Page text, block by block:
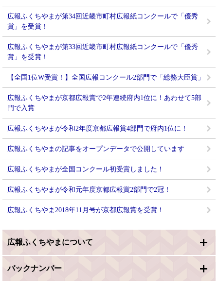
広報ふくちやまが第34回近畿市町村広報紙コンクールで「優秀
賞」を受賞！
広報ふくちやまが第33回近畿市町村広報紙コンクールで「優秀
賞」を受賞！
【全国1位W受賞！】全国広報コンクール2部門で「総務大臣賞」
広報ふくちやまが京都広報賞で2年連続府内1位に！あわせて5部
門で入賞
広報ふくちやまが令和2年度京都広報賞4部門で府内1位に！
広報ふくちやまの記事をオープンデータで公開しています
広報ふくちやまが全国コンクール初受賞しました！
広報ふくちやまが令和元年度京都広報賞2部門で2冠！
広報ふくちやま2018年11月号が京都広報賞を受賞！
広報ふくちやまについて
バックナンバー